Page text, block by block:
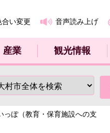
い変更 音声読み上げ
産業 観光情報
っぽ（教育・保育施設への支